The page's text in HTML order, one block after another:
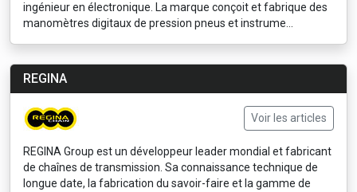
ingénieur en électronique. La marque conçoit et fabrique des
manomètres digitaux de pression pneus et instrume...
REGINA
Voir les articles
REGINA Group est un développeur leader mondial et fabricant
de chaînes de transmission. Sa connaissance technique de
longue date, la fabrication du savoir-faire et la gamme de